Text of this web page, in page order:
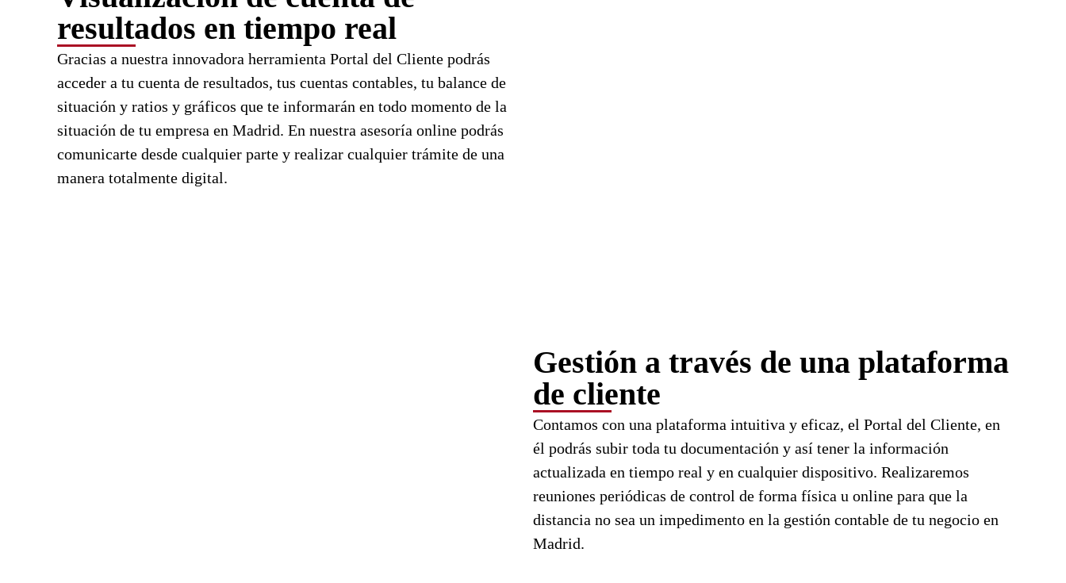
resultados en tiempo real
Gracias a nuestra innovadora herramienta Portal del Cliente podrás
acceder a tu cuenta de resultados, tus cuentas contables, tu balance de
situación y ratios y gráficos que te informarán en todo momento de la
situación de tu empresa en Madrid. En nuestra asesoría online podrás
comunicarte desde cualquier parte y realizar cualquier trámite de una
manera totalmente digital.
Gestión a través de una plataforma
de cliente
Contamos con una plataforma intuitiva y eficaz, el Portal del Cliente, en
él podrás subir toda tu documentación y así tener la información
actualizada en tiempo real y en cualquier dispositivo. Realizaremos
reuniones periódicas de control de forma física u online para que la
distancia no sea un impedimento en la gestión contable de tu negocio en
Madrid.